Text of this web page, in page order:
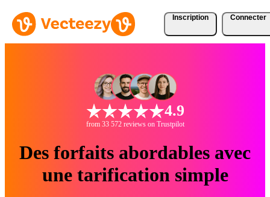
Inscription Connecter
4.9
from 33 572 reviews on Trustpilot
Des forfaits abordables avec
une tarification simple